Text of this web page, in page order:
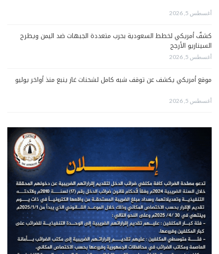
أغسطس 5, 2026
كشفٌ أمريكي لخطط السعودية بحرب متعددة الجبهات ضد اليمن ويطرح
السيناريو الأرجح
أغسطس 5, 2026
موقع أمريكي يكشف عن توقف شبه كامل لشحنات غاز ينبع منذ أواخر يوليو
أغسطس 5, 2026